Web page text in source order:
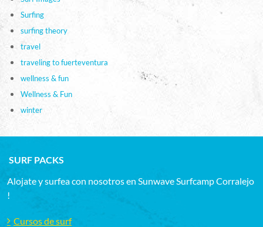
Surfing
surfing theory
travel
traveling to fuerteventura
wellness & fun
Wellness & Fun
winter
SURF PACKS
Alojate y surfea con nosotros en Sunwave Surfcamp Corralejo
!
Cursos de surf